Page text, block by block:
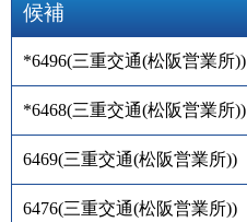
候補
*6496(三重交通(松阪営業所))
*6468(三重交通(松阪営業所))
6469(三重交通(松阪営業所))
6476(三重交通(松阪営業所))